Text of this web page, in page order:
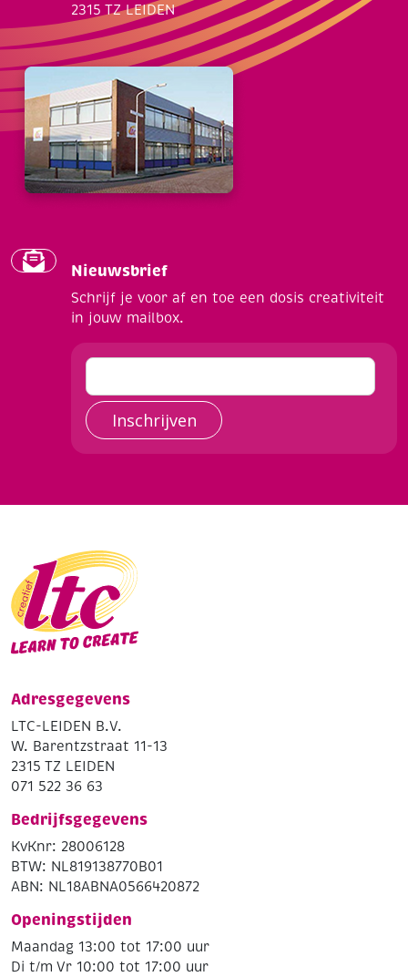
2315 TZ LEIDEN
Nieuwsbrief
Schrijf je voor af en toe een dosis creativiteit
in jouw mailbox.
Inschrijven
Adresgegevens
LTC-LEIDEN B.V.
W. Barentzstraat 11-13
2315 TZ LEIDEN
071 522 36 63
Bedrijfsgegevens
KvKnr: 28006128
BTW: NL819138770B01
ABN: NL18ABNA0566420872
Openingstijden
Maandag 13:00 tot 17:00 uur
Di t/m Vr 10:00 tot 17:00 uur